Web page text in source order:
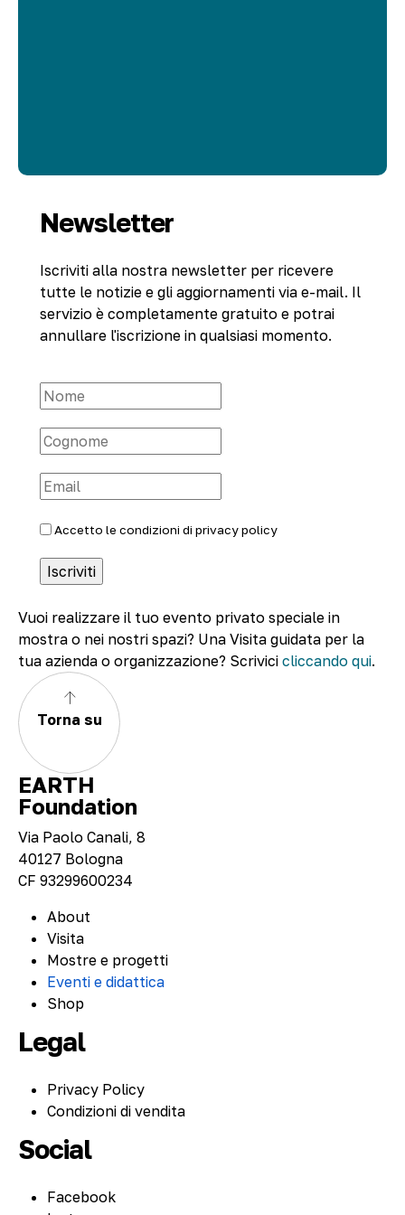
Newsletter
Iscriviti alla nostra newsletter per ricevere
tutte le notizie e gli aggiornamenti via e-mail. Il
servizio è completamente gratuito e potrai
annullare l'iscrizione in qualsiasi momento.
Accetto le condizioni di privacy policy
Vuoi realizzare il tuo evento privato speciale in
mostra o nei nostri spazi? Una Visita guidata per la
tua azienda o organizzazione? Scrivici cliccando qui.
Torna su
EARTH
Foundation
Via Paolo Canali, 8
40127 Bologna
CF 93299600234
About
Visita
Mostre e progetti
Eventi e didattica
Shop
Legal
Privacy Policy
Condizioni di vendita
Social
Facebook